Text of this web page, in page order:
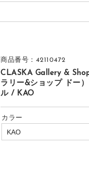
商品番号：42110472
CLASKA Gallery &
ラリー&ショップ ドー
ル / KAO
カラー